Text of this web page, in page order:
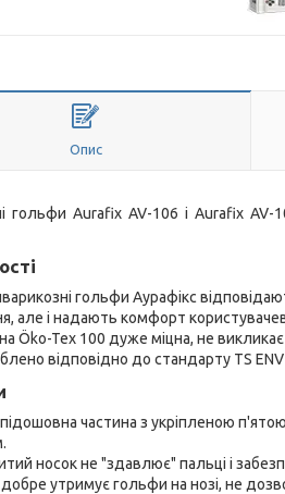
Опис
гольфи Aurafix AV-106 і Aurafix AV-
гольфи Аурафікс
але і надають комфорт
Öko-Tex 100 дуже міцна, не викликає
відповідно до стандарту TS
частина з укріпленою
носок не "здавлює" пальці і
утримує гольфи на нозі, не